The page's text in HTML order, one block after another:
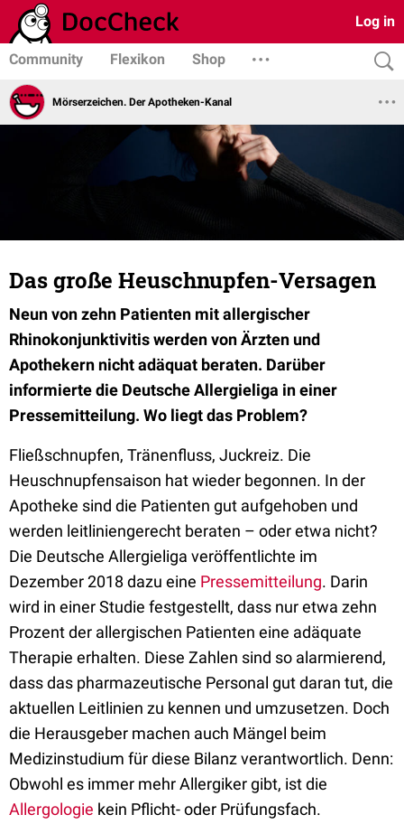
Log in
Community Flexikon Shop
Mörserzeichen. Der Apotheken-Kanal
Das große Heuschnupfen-Versagen
Neun von zehn Patienten mit allergischer
Rhinokonjunktivitis werden von Ärzten und
Apothekern nicht adäquat beraten. Darüber
informierte die Deutsche Allergieliga in einer
Pressemitteilung. Wo liegt das Problem?
Fließschnupfen, Tränenfluss, Juckreiz. Die
Heuschnupfensaison hat wieder begonnen. In der
Apotheke sind die Patienten gut aufgehoben und
werden leitliniengerecht beraten – oder etwa nicht?
Die Deutsche Allergieliga veröffentlichte im
Dezember 2018 dazu eine Pressemitteilung. Darin
wird in einer Studie festgestellt, dass nur etwa zehn
Prozent der allergischen Patienten eine adäquate
Therapie erhalten. Diese Zahlen sind so alarmierend,
dass das pharmazeutische Personal gut daran tut, die
aktuellen Leitlinien zu kennen und umzusetzen. Doch
die Herausgeber machen auch Mängel beim
Medizinstudium für diese Bilanz verantwortlich. Denn:
Obwohl es immer mehr Allergiker gibt, ist die
Allergologie kein Pflicht- oder Prüfungsfach.